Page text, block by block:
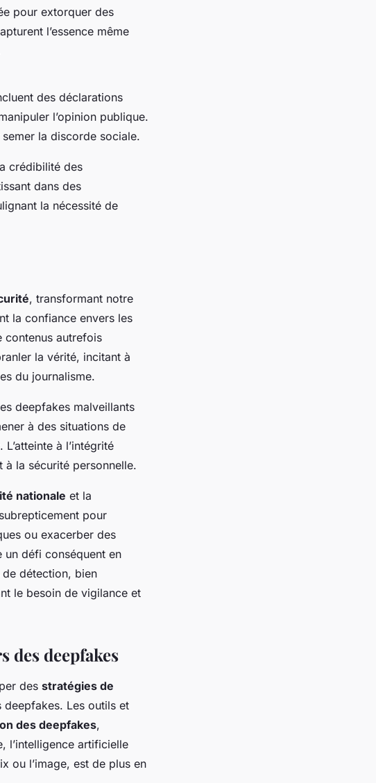
pour extorquer des
l’essence même
des déclarations
l’opinion publique.
la discorde sociale.
crédibilité des
dans des
la nécessité de
, transformant notre
la confiance envers les
contenus autrefois
la vérité, incitant à
du journalisme.
deepfakes malveillants
à des situations de
à l’intégrité
à la sécurité personnelle.
nationale et la
pour
ou exacerber des
un défi conséquent en
de détection, bien
le besoin de vigilance et
des deepfakes
des stratégies de
Les outils et
des deepfakes,
l’intelligence artificielle
ou l’image, est de plus en